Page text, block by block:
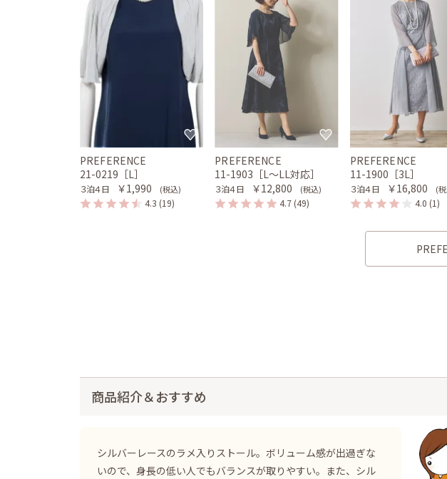
PREFERENCE
21-0219［L］
３泊４日 ￥1,990 (税込)
4.3 (19)
PREFERENCE
11-1903［L〜LL対応］
３泊４日 ￥12,800 (税込)
4.7 (49)
PREFERENCE
11-1900［3L］
３泊４日 ￥16,800 (
4.0 (1)
商品紹介＆おすすめ
シルバーレースのラメ入りストール。ボリューム感が出過ぎな
いので、身長の低い人でもバランスが取りやすい。また、シル